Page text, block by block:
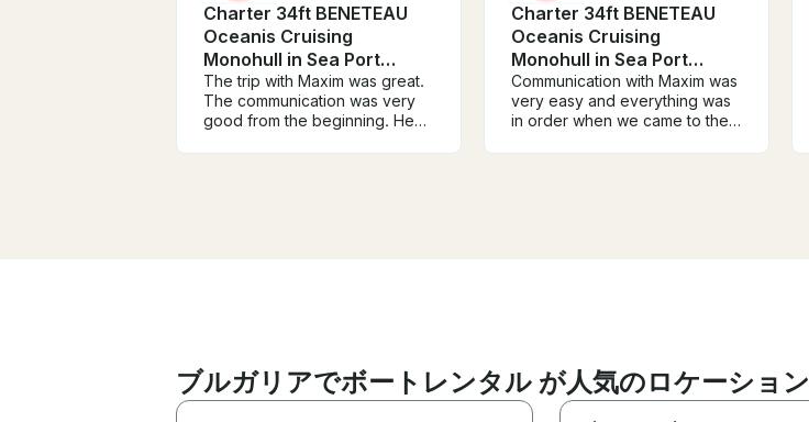
Charter 34ft BENETEAU
Oceanis Cruising
Monohull in Sea Port
Varna, Bulgaria
The trip with Maxim was great.
The communication was very
good from the beginning. He
Charter 34ft BENETEAU
Oceanis Cruising
Monohull in Sea Port
Varna, Bulgaria
Communication with Maxim was
very easy and everything was
in order when we came to the
ブルガリアでボートレンタル が人気のロケーション